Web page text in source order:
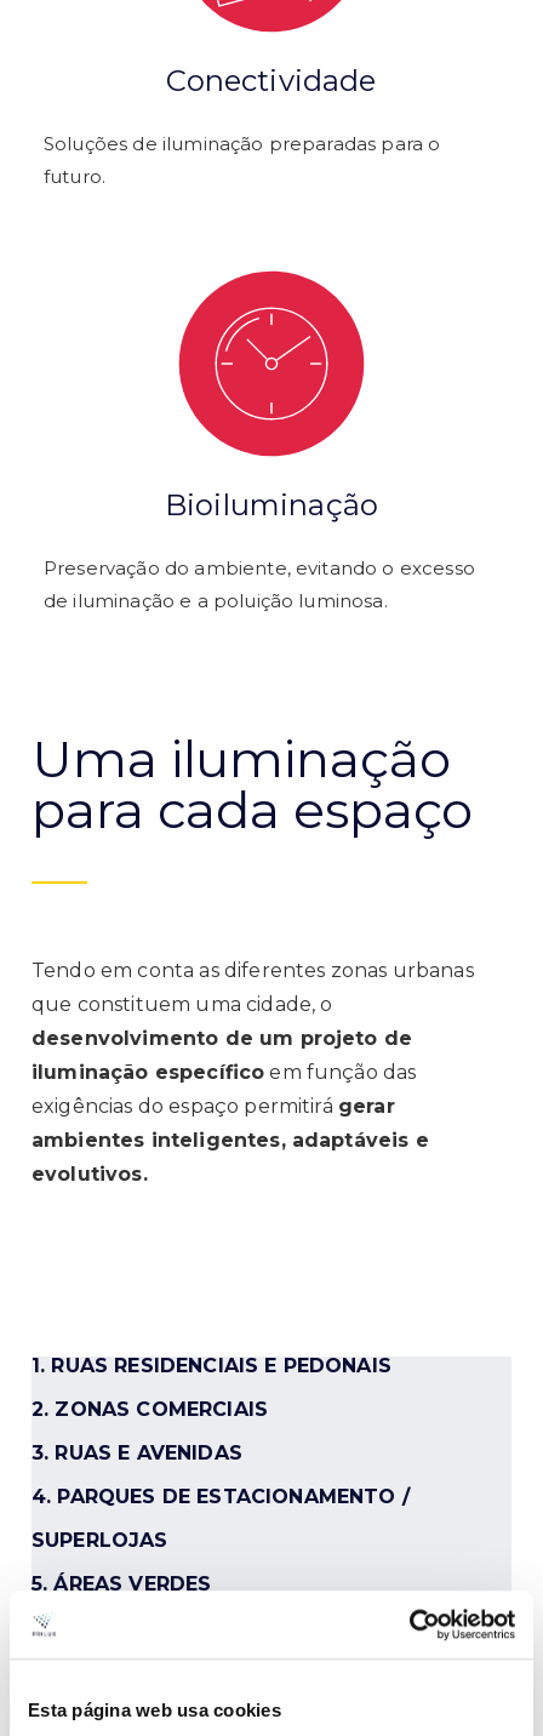
Esta página web usa cookies
Conectividade
Soluções de iluminação preparadas para o
futuro.
Bioiluminação
Preservação do ambiente, evitando o excesso
de iluminação e a poluição luminosa.
Uma iluminação
para cada espaço
Tendo em conta as diferentes zonas urbanas
que constituem uma cidade, o
desenvolvimento de um projeto de
iluminação específico em função das
exigências do espaço permitirá gerar
ambientes inteligentes, adaptáveis e
evolutivos.
1. RUAS RESIDENCIAIS E PEDONAIS
2. ZONAS COMERCIAIS
3. RUAS E AVENIDAS
4. PARQUES DE ESTACIONAMENTO /
SUPERLOJAS
5. ÁREAS VERDES
6. PONTES E TÚNEIS
8. ZONAS INDUSTRIAIS